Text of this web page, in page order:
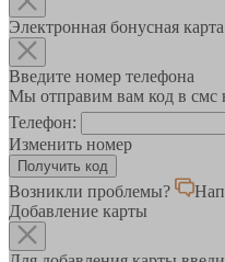
Электронная бонусная карта
Введите номер телефона
Мы отправим вам код в смс
Телефон:
Изменить номер
Возникли проблемы?
Добавление карты